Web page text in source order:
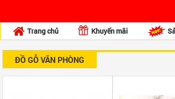
Trang chủ Khuyến mãi
ĐỒ GỖ VĂN PHÒNG